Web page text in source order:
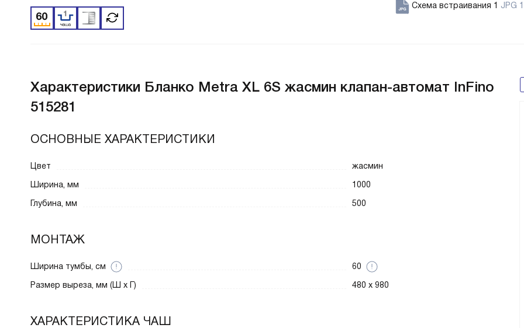
Схема встраивания 1 JPG
Характеристики Бланко Metra XL 6S жасмин клапан-автомат InFino
515281
ОСНОВНЫЕ ХАРАКТЕРИСТИКИ
Цвет
жасмин
Ширина, мм
1000
Глубина, мм
500
МОНТАЖ
Ширина тумбы, см
60
Размер выреза, мм (Ш x Г)
480 x 980
ХАРАКТЕРИСТИКА ЧАШ